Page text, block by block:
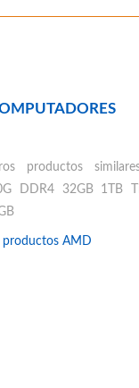
productos
DDR4 32GB 1TB
productos AMD